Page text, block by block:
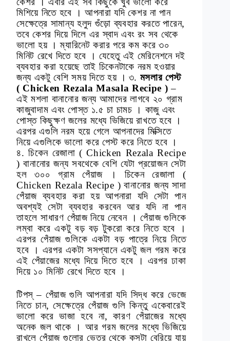
মিশিয়ে নিতে হবে । আপনারা যদি কেশর না পান
সেক্ষেত্রে সামান্য হলুদ গুঁড়ো ব্যবহার করতে পারেন,
তবে কেশর দিয়ে দিলে এর স্বাদ এবং রং সব থেকে
ভালো হয় । ম্যারিনেট করার পরে কম করে ৩০
মিনিট রেখে দিতে হবে । যেহেতু এই মেরিনেশনে দই
ব্যবহার করা হয়েছে তাই চিকেনটাকে নরম হওয়ার
জন্য একটু বেশি সময় দিতে হয় । ৩. মসলার পেস্ট
( Chicken Rezala Masala Recipe ) –
এই মশলা বানানোর জন্য আমাদের লাগবে ২০ গ্রাম
কাজুবাদাম এবং পোস্ত ১.৫ চা চামচ । কাজু এবং
পোস্ত কিছুক্ষণ জলের মধ্যে ভিজিয়ে রাখতে হবে ।
এরপর এগুলি নরম হয়ে গেলে আপনাদের মিক্সিতে
নিয়ে এগুলিকে ভালো করে পেস্ট করে নিতে হবে ।
৪. চিকেন রেজালা ( Chicken Rezala Recipe
) বানানোর জন্য সবথেকে বেশি যেটা প্রয়োজন সেটা
হল ৩০০ গ্রাম পেঁয়াজ । চিকেন রেজালা (
Chicken Rezala Recipe ) বানানোর জন্য সাদা
পেঁয়াজ ব্যবহার করা হয় আপনারা যদি সেটা পান
অবশ্যই সেটা ব্যবহার করবেন আর যদি না পান
তাহলে সাধারণ পেঁয়াজ নিয়ে নেবেন । পেঁয়াজ গুলিকে
লম্বা করে একটু বড় বড় টুকরো করে নিতে হবে ।
এরপর পেঁয়াজ গুলিকে একটা বড় পাত্রে নিয়ে নিতে
হবে । এরপর একটা সসপ্যানে একটু জল গরম করে
এই পেঁয়াজের মধ্যে দিয়ে দিতে হবে । এরপর ঢাকা
দিয়ে ১০ মিনিট রেখে দিতে হবে ।
টিপস্ – পেঁয়াজ গুলি আপনারা যদি সিদ্ধ করে ভেজে
নিতে চান, সেক্ষেত্রে পেঁয়াজ গুলি কিন্তু একেবারেই
ভালো করে ভাজা হবে না, কারণ পেঁয়াজের মধ্যে
অনেক জল থাকে । আর গরম জলের মধ্যে ভিজিয়ে
রাখলে পেঁয়াজ গুলোর ভেতর থেকে কসটা বেরিয়ে যায়